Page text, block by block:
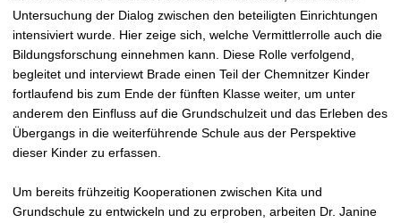
Untersuchung der Dialog zwischen den beteiligten Einrichtungen
intensiviert wurde. Hier zeige sich, welche Vermittlerrolle auch die
Bildungsforschung einnehmen kann. Diese Rolle verfolgend,
begleitet und interviewt Brade einen Teil der Chemnitzer Kinder
fortlaufend bis zum Ende der fünften Klasse weiter, um unter
anderem den Einfluss auf die Grundschulzeit und das Erleben des
Übergangs in die weiterführende Schule aus der Perspektive
dieser Kinder zu erfassen.
Um bereits frühzeitig Kooperationen zwischen Kita und
Grundschule zu entwickeln und zu erproben, arbeiten Dr. Janine